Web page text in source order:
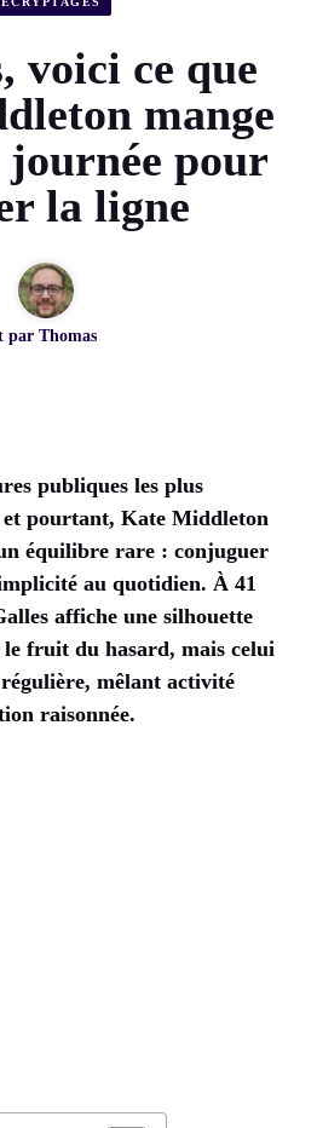
voici ce que
mange
journée pour
la ligne
par Thomas
publiques les plus
et pourtant, Kate Middleton
équilibre rare : conjuguer
au quotidien. À 41
affiche une silhouette
le fruit du hasard, mais celui
mêlant activité
raisonnée.